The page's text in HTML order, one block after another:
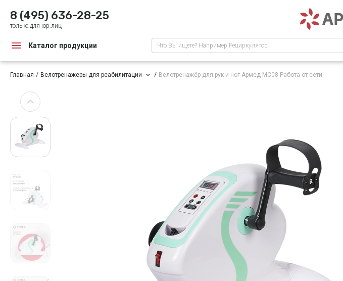
8 (495) 636-28-25
только для юр.лиц
Каталог продукции Что Вы ищете? Например Рециркулятор
Главная Велотренажеры для реабилитации Велотренажёр для рук и ног Армед MC08 Работа от сети